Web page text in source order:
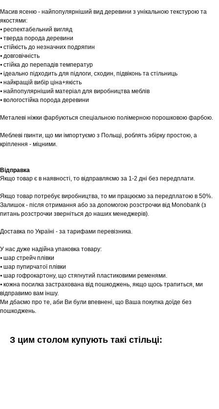
Масив ясеню - найпопулярніший вид деревини з унікальною текстурою та
якостями:
⦁ респектабельний вигляд
⦁ тверда порода деревини
⦁ стійкість до незначних подряпин
⦁ довговічність
⦁ стійка до перепадів температур
⦁ ідеально підходить для підлоги, сходин, підвіконь та стільниць
⦁ найкращій вибір ціна+якість
⦁ найпопулярніший матеріал для виробництва меблів
⦁ вологостійка порода деревини
Металеві ніжки фарбуються спеціальною полімерною порошковою фарбою.
Меблеві гвинти, що ми імпортуємо з Польщі, роблять збірку простою, а
кріплення - міцними.
Відправка
Якщо товар є в наявності, то відправляємо за 1-2 дні без передплати.
Якщо товар потребує виробництва, то ми працюємо за передплатою в 50%.
Залишок - після отримання або за допомогою розстрочки від Monobank (з
питань розстрочки зверніться до наших менеджерів).
Доставка по Україні - за тарифами перевізника.
У нас дуже надійна упаковка товару:
⦁ шар стрейч плівки
⦁ шар пупирчатої плівки
⦁ шар гофрокартону, що стягнутий пластиковими ременями.
⦁ кожна посилка застрахована від пошкоджень, якщо щось трапиться, ми
відправимо вам іншу.
Ми дбаємо про те, аби Ви були впевнені, що Ваша покупка доїде без
пошкоджень.
З цим столом купують такі стільці:
Шоурум
Tekstura
Заплануйте візит у простір створений